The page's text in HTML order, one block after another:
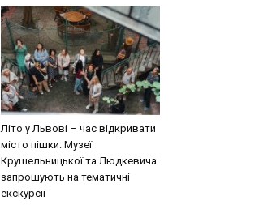
Літо у Львові – час відкривати
місто пішки: Музеї
Крушельницької та Людкевича
запрошують на тематичні
екскурсії